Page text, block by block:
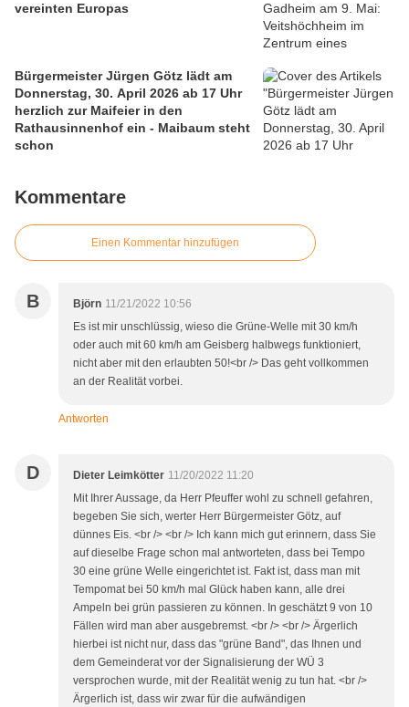
vereinten Europas
Bürgermeister Jürgen Götz lädt am
Donnerstag, 30. April 2026 ab 17 Uhr
herzlich zur Maifeier in den
Rathausinnenhof ein - Maibaum steht
schon
Kommentare
Einen Kommentar hinzufügen
B Björn 11/21/2022 10:56
Es ist mir unschlüssig, wieso die Grüne-Welle mit 30 km/h
oder auch mit 60 km/h am Geisberg halbwegs funktioniert,
nicht aber mit den erlaubten 50!<br /> Das geht vollkommen
an der Realität vorbei.
Antworten
D Dieter Leimkötter 11/20/2022 11:20
Mit Ihrer Aussage, da Herr Pfeuffer wohl zu schnell gefahren,
begeben Sie sich, werter Herr Bürgermeister Götz, auf
dünnes Eis. <br /> <br /> Ich kann mich gut erinnern, dass Sie
auf dieselbe Frage schon mal antworteten, dass bei Tempo
30 eine grüne Welle eingerichtet ist. Fakt ist, dass man mit
Tempomat bei 50 km/h mal Glück haben kann, alle drei
Ampeln bei grün passieren zu können. In geschätzt 9 von 10
Fällen wird man aber ausgebremst. <br /> <br /> Ärgerlich
hierbei ist nicht nur, dass das "grüne Band", das Ihnen und
dem Gemeinderat vor der Signalisierung der WÜ 3
versprochen wurde, mit der Realität wenig zu tun hat. <br />
Ärgerlich ist, dass wir zwar für die aufwändigen